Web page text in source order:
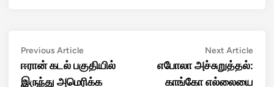
Post
navigation
Previous ArticlePrevious
article:
ஈரான் கடல் பகுதியில்
இருந்து அமெரிக்க
Next ArticleNext
எபோலா அச்சுறுத்தல்:
காங்கோ எல்லையை